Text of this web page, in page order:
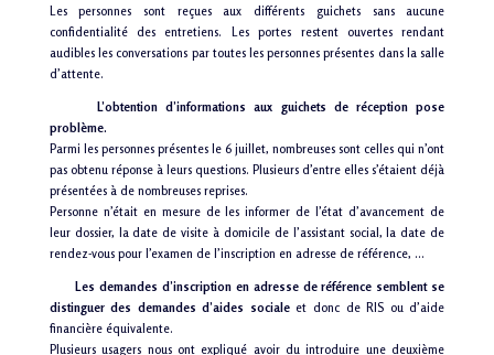
Les personnes sont reçues aux différents guichets sans aucune
confidentialité des entretiens. Les portes restent ouvertes rendant
audibles les conversations par toutes les personnes présentes dans la salle
d’attente.
L’obtention d’informations aux guichets de réception pose
problème.
Parmi les personnes présentes le 6 juillet, nombreuses sont celles qui n’ont
pas obtenu réponse à leurs questions. Plusieurs d’entre elles s’étaient déjà
présentées à de nombreuses reprises.
Personne n’était en mesure de les informer de l’état d’avancement de
leur dossier, la date de visite à domicile de l’assistant social, la date de
rendez-vous pour l’examen de l’inscription en adresse de référence, …
Les demandes d’inscription en adresse de référence semblent se
distinguer des demandes d’aides socialeet donc de RIS ou d’aide
financière équivalente.
Plusieurs usagers nous ont expliqué avoir du introduire une deuxième